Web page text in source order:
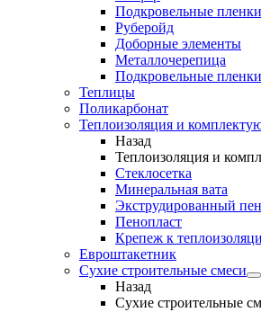
Подкровельные пленки
Руберойд
Доборные элементы
Металлочерепица
Подкровельные
Теплицы
Поликарбонат
Теплоизоляция и
Назад
Теплоизоляция и
Стеклосетка
Минеральная вата
Экструдированный
Пенопласт
Крепеж к
Евроштакетник
Сухие строительные смеси
Назад
Сухие строительные